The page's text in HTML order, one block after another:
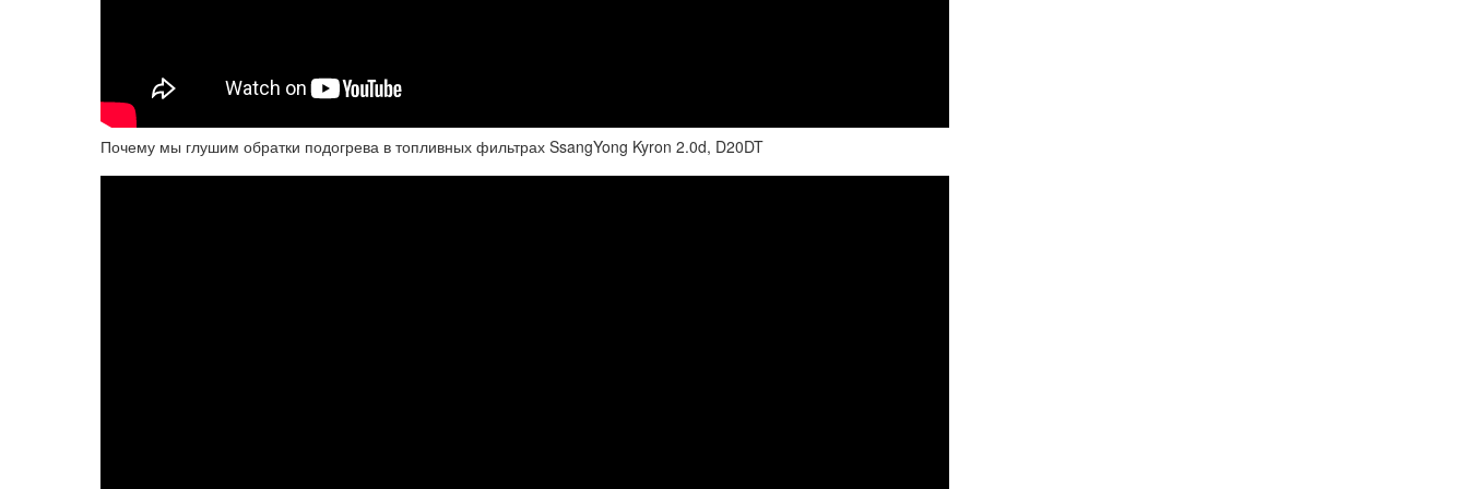
Почему мы глушим обратки подогрева в топливных фильтрах SsangYong Kyron 2.0d, D20DT